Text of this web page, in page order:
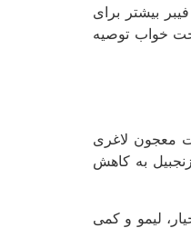
بیشتر برای
خواب توصیه
معجون لاغری
به کاهش
لیمو و کمی